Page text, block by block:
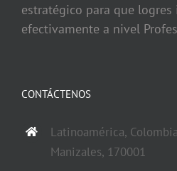
estratégico para que
efectivamente a nivel
CONTÁCTENOS
Latinoamérica, Colombia
Manizales, 170001